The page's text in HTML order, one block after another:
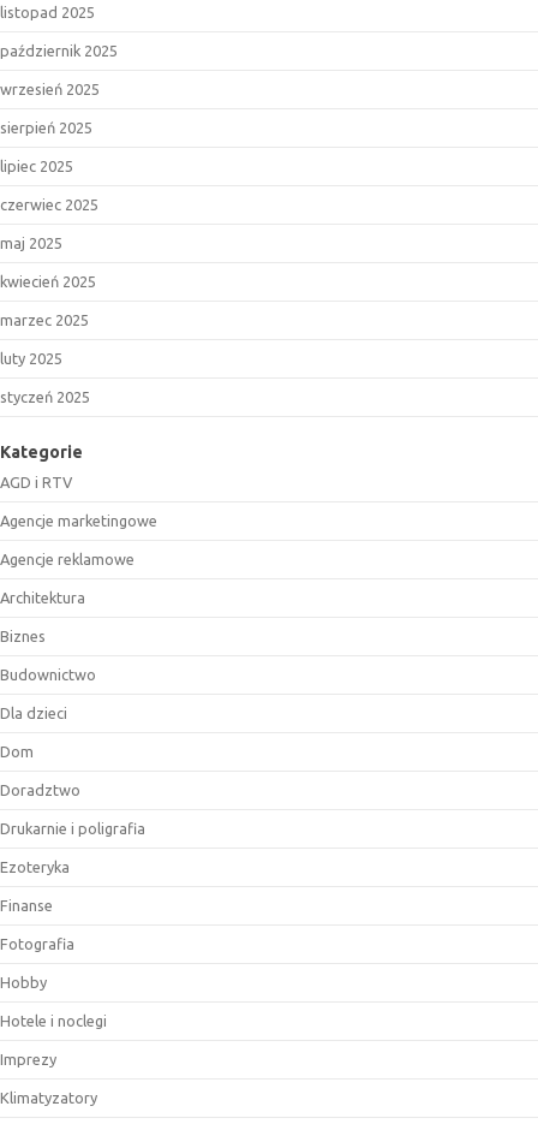
listopad 2025
październik 2025
wrzesień 2025
sierpień 2025
lipiec 2025
czerwiec 2025
maj 2025
kwiecień 2025
marzec 2025
luty 2025
styczeń 2025
Kategorie
AGD i RTV
Agencje marketingowe
Agencje reklamowe
Architektura
Biznes
Budownictwo
Dla dzieci
Dom
Doradztwo
Drukarnie i poligrafia
Ezoteryka
Finanse
Fotografia
Hobby
Hotele i noclegi
Imprezy
Klimatyzatory